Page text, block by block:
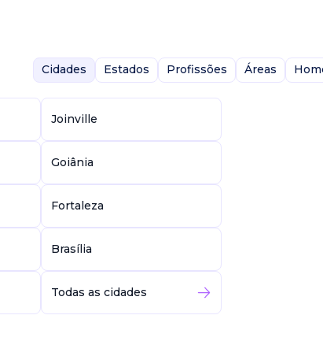
Cidades Estados Profissões Áreas
Joinville
Goiânia
Fortaleza
Brasília
Todas as cidades